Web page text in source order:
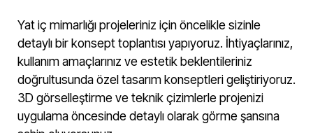
Yat iç mimarlığı projeleriniz için öncelikle sizinle
detaylı bir konsept toplantısı yapıyoruz. İhtiyaçlarınız,
kullanım amaçlarınız ve estetik beklentileriniz
doğrultusunda özel tasarım konseptleri geliştiriyoruz.
3D görselleştirme ve teknik çizimlerle projenizi
uygulama öncesinde detaylı olarak görme şansına